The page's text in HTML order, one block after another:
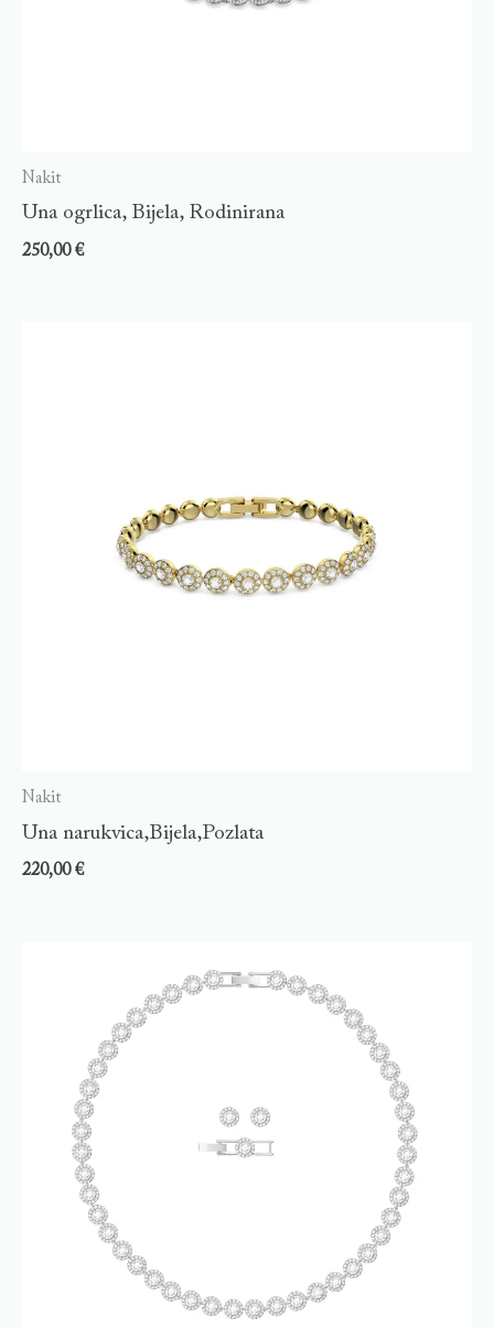
Nakit
Una ogrlica, Bijela, Rodinirana
250,00€
Nakit
Una narukvica,Bijela,Pozlata
220,00€